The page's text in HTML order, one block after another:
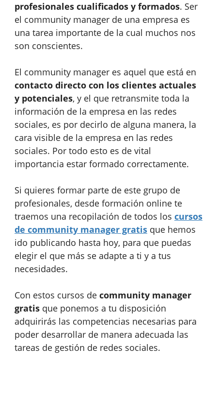
profesionales cualificados y formados. Ser
el community manager de una empresa es
una tarea importante de la cual muchos nos
son conscientes.
El community manager es aquel que está en
contacto directo con los clientes actuales
y potenciales, y el que retransmite toda la
información de la empresa en las redes
sociales, es por decirlo de alguna manera, la
cara visible de la empresa en las redes
sociales. Por todo esto es de vital
importancia estar formado correctamente.
Si quieres formar parte de este grupo de
profesionales, desde formación online te
traemos una recopilación de todos los cursos
de community manager gratis que hemos
ido publicando hasta hoy, para que puedas
elegir el que más se adapte a ti y a tus
necesidades.
Con estos cursos de community manager
gratis que ponemos a tu disposición
adquirirás las competencias necesarias para
poder desarrollar de manera adecuada las
tareas de gestión de redes sociales.